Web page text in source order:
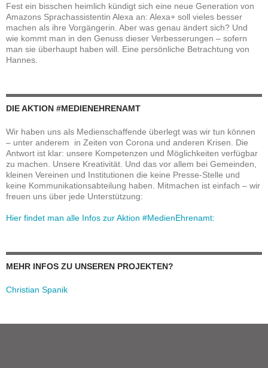
Fest ein bisschen heimlich kündigt sich eine neue Generation von
Amazons Sprachassistentin Alexa an: Alexa+ soll vieles besser
machen als ihre Vorgängerin. Aber was genau ändert sich? Und
wie kommt man in den Genuss dieser Verbesserungen – sofern
man sie überhaupt haben will. Eine persönliche Betrachtung von
Hannes.
DIE AKTION #MEDIENEHRENAMT
Wir haben uns als Medienschaffende überlegt was wir tun können
– unter anderem in Zeiten von Corona und anderen Krisen. Die
Antwort ist klar: unsere Kompetenzen und Möglichkeiten verfügbar
zu machen. Unsere Kreativität. Und das vor allem bei Gemeinden,
kleinen Vereinen und Institutionen die keine Presse-Stelle und
keine Kommunikationsabteilung haben. Mitmachen ist einfach – wir
freuen uns über jede Unterstützung:
Hier findet man alle Infos zur Aktion #MedienEhrenamt:
MEHR INFOS ZU UNSEREN PROJEKTEN?
Christian Spanik